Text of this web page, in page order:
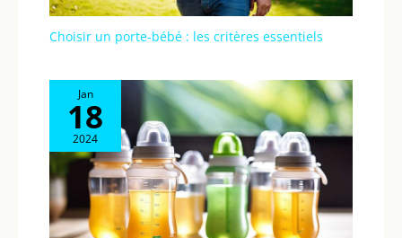
Choisir un porte-bébé : les critères essentiels
Jan
18
2024